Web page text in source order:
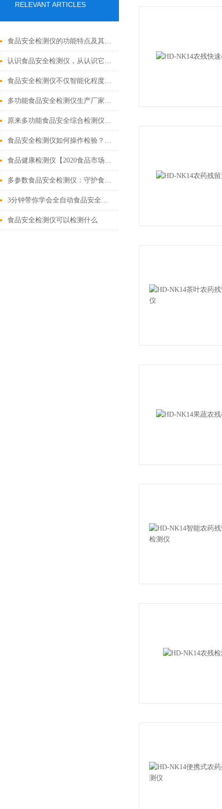
RELEVANT ARTICLES
食品安全检测仪的功能特点及其检测范围介绍
认识食品安全检测仪，从认识它的仪器特点开始
食品安全检测仪不仅智能化程度高，而且测量准确
多功能食品安全检测仪生产厂家：检测仪的特点
原来多功能食品安全综合检测仪器可以检测这么多项目
食品安全检测仪如何操作检验？具体步骤是怎样的？
食品健康检测仪【2020食品市场健康维护仪器介绍】
多参数食品安全检测仪：守护食品安全的集成化利器
3分钟带你学会全自动食品安全检测仪的使用
食品安全检测仪可以检测什么